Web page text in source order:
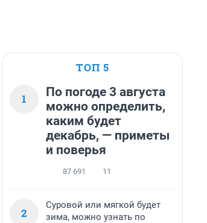
ТОП 5
1
По погоде 3 августа
можно определить,
каким будет
декабрь, — приметы
и поверья
87 691 11
2
Суровой или мягкой будет
зима, можно узнать по